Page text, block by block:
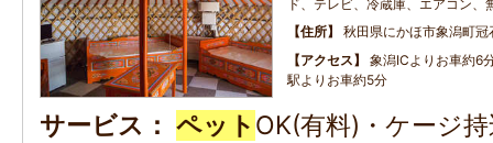
ド、テレビ、冷蔵庫、エアコン、
住所
秋田県にかほ市象潟町冠
アクセス
象潟ICよりお車約6
駅よりお車約5分
サービス ペット OK(有料)・ケージ